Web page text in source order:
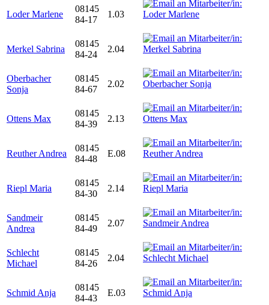
Loder Marlene
08145
84-17
1.03
Merkel Sabrina
08145
84-24
2.04
Oberbacher
Sonja
08145
84-67
2.02
Ottens Max
08145
84-39
2.13
Reuther Andrea
08145
84-48
E.08
Riepl Maria
08145
84-30
2.14
Sandmeir
Andrea
08145
84-49
2.07
Schlecht
Michael
08145
84-26
2.04
Schmid Anja
08145
84-43
E.03